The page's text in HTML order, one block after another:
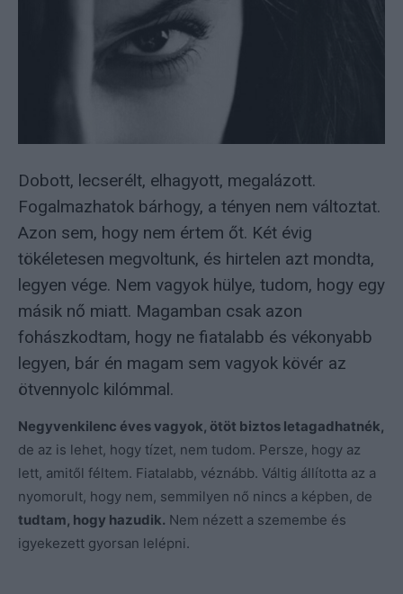
Dobott, lecserélt, elhagyott, megalázott.
Fogalmazhatok bárhogy, a tényen nem változtat.
Azon sem, hogy nem értem őt. Két évig
tökéletesen megvoltunk, és hirtelen azt mondta,
legyen vége. Nem vagyok hülye, tudom, hogy egy
másik nő miatt. Magamban csak azon
fohászkodtam, hogy ne fiatalabb és vékonyabb
legyen, bár én magam sem vagyok kövér az
ötvennyolc kilómmal.
Negyvenkilenc éves vagyok, ötöt biztos letagadhatnék,
de az is lehet, hogy tízet, nem tudom. Persze, hogy az
lett, amitől féltem. Fiatalabb, véznább. Váltig állította az a
nyomorult, hogy nem, semmilyen nő nincs a képben, de
tudtam, hogy hazudik. Nem nézett a szemembe és
igyekezett gyorsan lelépni.